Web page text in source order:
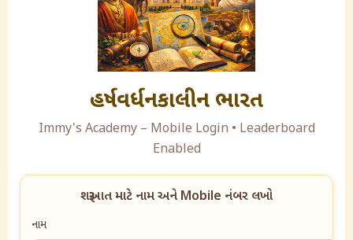
હર્ષવર્ધનકાલીન ભારત
Immy's Academy – Mobile Login • Leaderboard
Enabled
શરૂઆત માટે નામ અને Mobile નંબર લખો
નામ